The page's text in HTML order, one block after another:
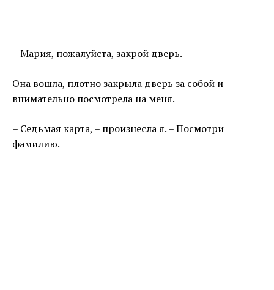
– Мария, пожалуйста, закрой дверь.
Она вошла, плотно закрыла дверь за собой и
внимательно посмотрела на меня.
– Седьмая карта, – произнесла я. – Посмотри
фамилию.